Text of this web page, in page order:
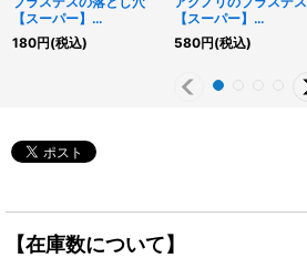
【スーパー】
{RD/KP25-JP064}
《RD罠》
180円(税込)
【スーパー】
{RD/KP25-JP033}
《RDモンスター》
580円(税込)
【在庫数について】